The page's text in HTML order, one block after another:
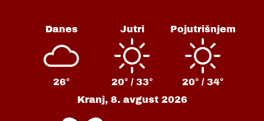
Danes
26°
Jutri
20° / 33°
Pojutrišnjem
20° / 34°
Kranj, 8. avgust 2026